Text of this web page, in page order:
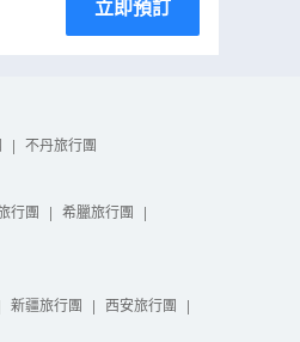
立即預訂
| 不丹旅行團
行團 | 希臘旅行團 |
新疆旅行團 | 西安旅行團 |